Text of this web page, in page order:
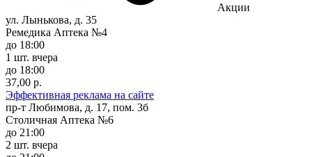
Акции
ул. Лынькова, д. 35
Ремедика Аптека №4
до 18:00
1 шт. вчера
до 18:00
37,00 р.
Эффективная реклама на сайте
пр-т Любимова, д. 17, пом. 3б
Столичная Аптека №6
до 21:00
2 шт. вчера